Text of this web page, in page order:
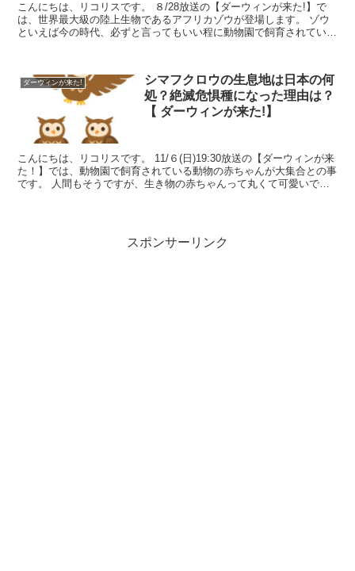
こんにちは、リコリスです。 ８/28放送の【ダーウィンが来た!】で
は、世界最大級の陸上生物であるアフリカゾウが登場します。 ゾウ
といえば今の時代、必ずと言ってもいい程に動物園で飼育されていま
ダーウィンが来た!
シマフクロウの生息地は日本の何
処？絶滅危惧種になった理由は？
【 ダーウィンが来た!】
こんにちは、リコリスです。 11/６(日)19:30放送の【ダーウィンが来
た！】では、動物園で飼育されている動物の赤ちゃんが大集合との事
です。 人間もそうですが、生き物の赤ちゃんって丸くて可愛いです
スポンサーリンク